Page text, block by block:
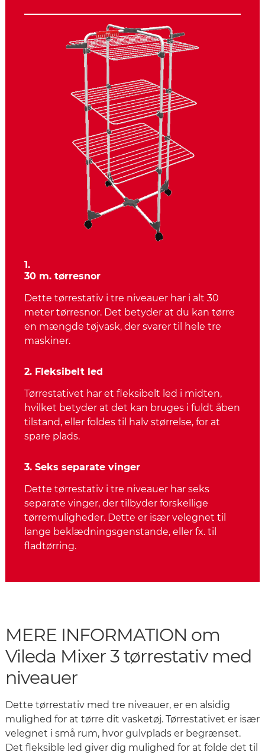
1.
30 m. tørresnor
Dette tørrestativ i tre niveauer har i alt 30
meter tørresnor. Det betyder at du kan tørre
en mængde tøjvask, der svarer til hele tre
maskiner.
2. Fleksibelt led
Tørrestativet har et fleksibelt led i midten,
hvilket betyder at det kan bruges i fuldt åben
tilstand, eller foldes til halv størrelse, for at
spare plads.
3. Seks separate vinger
Dette tørrestativ i tre niveauer har seks
separate vinger, der tilbyder forskellige
tørremuligheder. Dette er især velegnet til
lange beklædningsgenstande, eller fx. til
fladtørring.
MERE INFORMATION om
Vileda Mixer 3 tørrestativ med
niveauer
Dette tørrestativ med tre niveauer, er en alsidig
mulighed for at tørre dit vasketøj. Tørrestativet er især
velegnet i små rum, hvor gulvplads er begrænset.
Det fleksible led giver dig mulighed for at folde det til